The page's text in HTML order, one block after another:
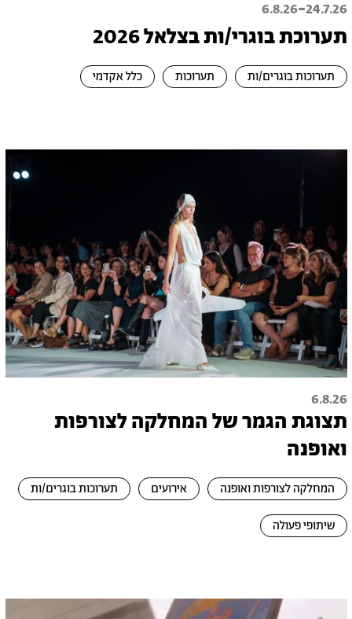
24.7.26
-
6.8.26
תערוכת בוגרי/ות בצלאל 2026
תערוכות בוגרים/ות תערוכות כלל אקדמי
6.8.26
תצוגת הגמר של המחלקה לצורפות
ואופנה
המחלקה לצורפות ואופנה אירועים תערוכות בוגרים/ות
שיתופי פעולה